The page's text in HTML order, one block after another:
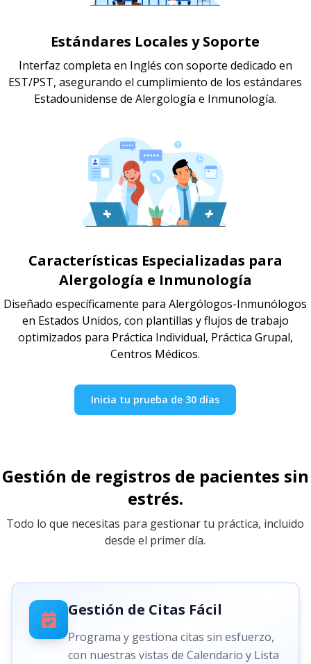
Estándares Locales y Soporte
Interfaz completa en Inglés con soporte dedicado en
EST/PST, asegurando el cumplimiento de los estándares
Estadounidense de Alergología e Inmunología.
Características Especializadas para
Alergología e Inmunología
Diseñado específicamente para Alergólogos-Inmunólogos
en Estados Unidos, con plantillas y flujos de trabajo
optimizados para Práctica Individual, Práctica Grupal,
Centros Médicos.
Inicia tu prueba de 30 días
Gestión de registros de pacientes sin
estrés.
Todo lo que necesitas para gestionar tu práctica, incluido
desde el primer día.
Gestión de Citas Fácil
Programa y gestiona citas sin esfuerzo,
con nuestras vistas de Calendario y Lista